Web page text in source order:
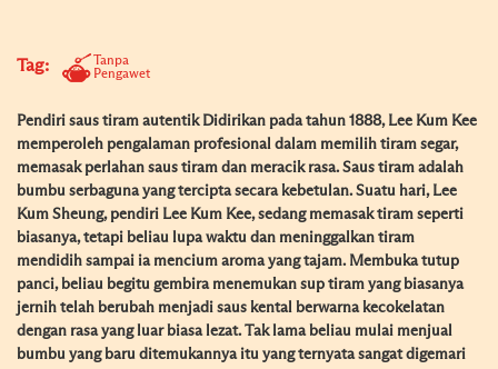
Tag:
Tanpa
Pengawet
Pendiri saus tiram autentik Didirikan pada tahun 1888, Lee Kum Kee
memperoleh pengalaman profesional dalam memilih tiram segar,
memasak perlahan saus tiram dan meracik rasa. Saus tiram adalah
bumbu serbaguna yang tercipta secara kebetulan. Suatu hari, Lee
Kum Sheung, pendiri Lee Kum Kee, sedang memasak tiram seperti
biasanya, tetapi beliau lupa waktu dan meninggalkan tiram
mendidih sampai ia mencium aroma yang tajam. Membuka tutup
panci, beliau begitu gembira menemukan sup tiram yang biasanya
jernih telah berubah menjadi saus kental berwarna kecokelatan
dengan rasa yang luar biasa lezat. Tak lama beliau mulai menjual
bumbu yang baru ditemukannya itu yang ternyata sangat digemari